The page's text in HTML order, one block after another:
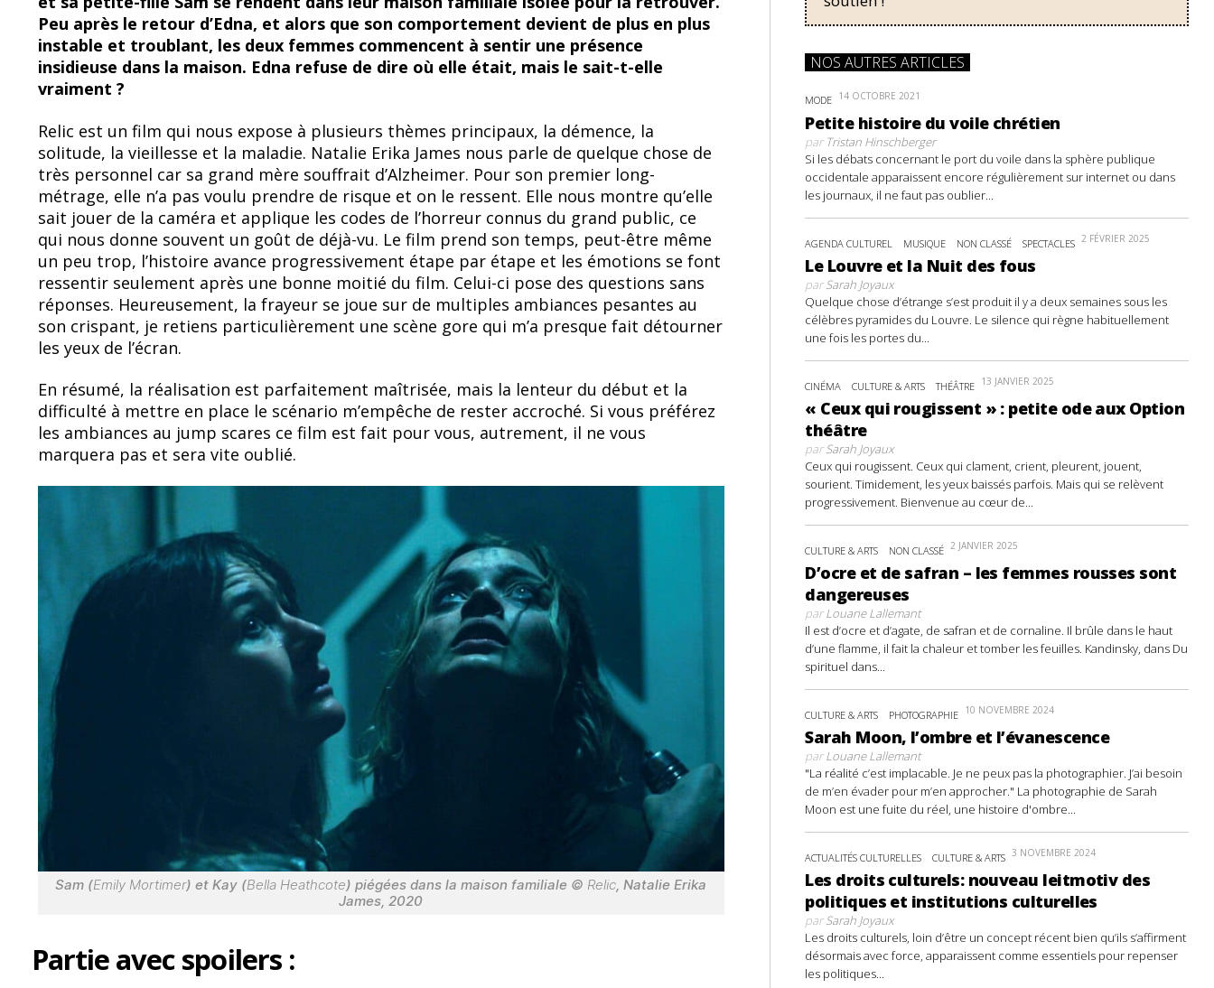
b
o
o
sk
y
Peu après le retour d’Edna, et alors que son comportement devient de plus en plus
instable et troublant, les deux femmes commencent à sentir une présence
insidieuse dans la maison. Edna refuse de dire où elle était, mais le sait-t-elle
vraiment ?
Relic est un film qui nous expose à plusieurs thèmes principaux, la démence, la
solitude, la vieillesse et la maladie. Natalie Erika James nous parle de quelque chose de
très personnel car sa grand mère souffrait d’Alzheimer. Pour son premier long-
métrage, elle n’a pas voulu prendre de risque et on le ressent. Elle nous montre qu’elle
sait jouer de la caméra et applique les codes de l’horreur connus du grand public, ce
qui nous donne souvent un goût de déjà-vu. Le film prend son temps, peut-être même
un peu trop, l’histoire avance progressivement étape par étape et les émotions se font
ressentir seulement après une bonne moitié du film. Celui-ci pose des questions sans
réponses. Heureusement, la frayeur se joue sur de multiples ambiances pesantes au
son crispant, je retiens particulièrement une scène gore qui m’a presque fait détourner
les yeux de l’écran.
En résumé, la réalisation est parfaitement maîtrisée, mais la lenteur du début et la
difficulté à mettre en place le scénario m’empêche de rester accroché. Si vous préférez
les ambiances au jump scares ce film est fait pour vous, autrement, il ne vous
marquera pas et sera vite oublié.
Sam (Emily Mortimer) et Kay (Bella Heathcote) piégées dans la maison familiale © Relic , Natalie Erika
James, 2020
Partie avec spoilers :
NOS AUTRES ARTICLES
MODE 14 OCTOBRE 2021
Petite histoire du voile chrétien
parTristan Hinschberger
Si les débats concernant le port du voile dans la sphère publique
occidentale apparaissent encore régulièrement sur internet ou dans
les journaux, il ne faut pas oublier...
AGENDA CULTUREL MUSIQUE NON CLASSÉ SPECTACLES 2 FÉVRIER 2025
Le Louvre et la Nuit des fous
parSarah Joyaux
Quelque chose d’étrange s’est produit il y a deux semaines sous les
célèbres pyramides du Louvre. Le silence qui règne habituellement
une fois les portes du...
CINÉMA CULTURE & ARTS THÉÂTRE 13 JANVIER 2025
« Ceux qui rougissent » : petite ode aux Option
théâtre
parSarah Joyaux
Ceux qui rougissent. Ceux qui clament, crient, pleurent, jouent,
sourient. Timidement, les yeux baissés parfois. Mais qui se relèvent
progressivement. Bienvenue au cœur de...
CULTURE & ARTS NON CLASSÉ 2 JANVIER 2025
D’ocre et de safran – les femmes rousses sont
dangereuses
parLouane Lallemant
Il est d’ocre et d’agate, de safran et de cornaline. Il brûle dans le haut
d’une flamme, il fait la chaleur et tomber les feuilles. Kandinsky, dans Du
spirituel dans...
CULTURE & ARTS PHOTOGRAPHIE 10 NOVEMBRE 2024
Sarah Moon, l’ombre et l’évanescence
parLouane Lallemant
"La réalité c’est implacable. Je ne peux pas la photographier. J’ai besoin
de m’en évader pour m’en approcher." La photographie de Sarah
Moon est une fuite du réel, une histoire d'ombre...
ACTUALITÉS CULTURELLES CULTURE & ARTS 3 NOVEMBRE 2024
Les droits culturels: nouveau leitmotiv des
politiques et institutions culturelles
parSarah Joyaux
Les droits culturels, loin d’être un concept récent bien qu’ils s’affirment
désormais avec force, apparaissent comme essentiels pour repenser
les politiques...